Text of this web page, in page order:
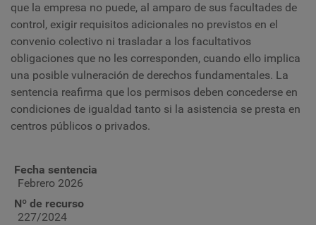
que la empresa no puede, al amparo de sus facultades de
control, exigir requisitos adicionales no previstos en el
convenio colectivo ni trasladar a los facultativos
obligaciones que no les corresponden, cuando ello implica
una posible vulneración de derechos fundamentales. La
sentencia reafirma que los permisos deben concederse en
condiciones de igualdad tanto si la asistencia se presta en
centros públicos o privados.
Fecha sentencia
Febrero 2026
Nº de recurso
227/2024